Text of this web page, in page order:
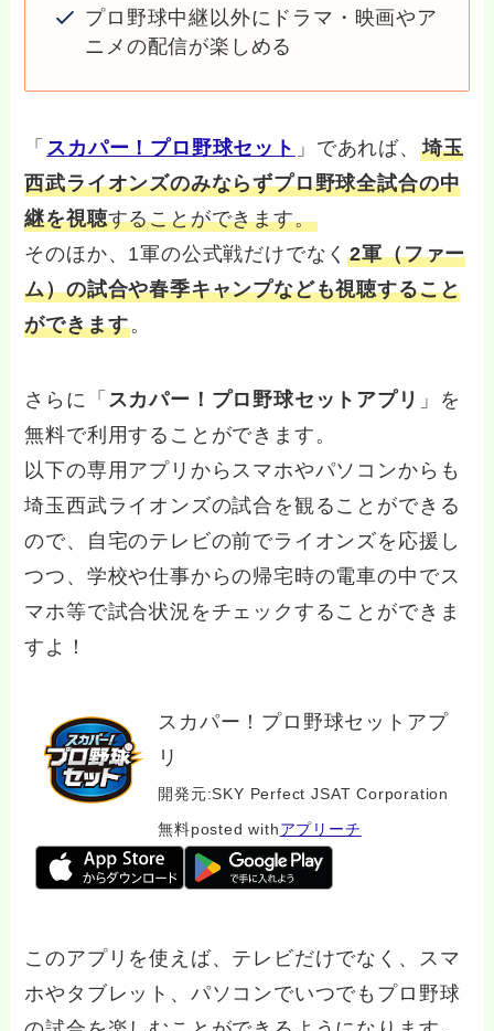
プロ野球中継以外にドラマ・映画やア
ニメの配信が楽しめる
「 スカパー！プロ野球セット 」であれば、 埼玉
西武ライオンズのみならずプロ野球全試合の中
継を視聴することができます。
そのほか、1軍の公式戦だけでなく2軍（ファー
ム）の試合や春季キャンプなども視聴すること
ができます。
さらに「 スカパー！プロ野球セットアプリ 」を
無料で利用することができます。
以下の専用アプリからスマホやパソコンからも
埼玉西武ライオンズの試合を観ることができる
ので、自宅のテレビの前でライオンズを応援し
つつ、学校や仕事からの帰宅時の電車の中でス
マホ等で試合状況をチェックすることができま
すよ！
スカパー！プロ野球セットアプ
リ
開発元:SKY Perfect JSAT Corporation
無料posted withアプリーチ
このアプリを使えば、テレビだけでなく、
スマ
ホやタブレット、パソコンでいつでもプロ野球